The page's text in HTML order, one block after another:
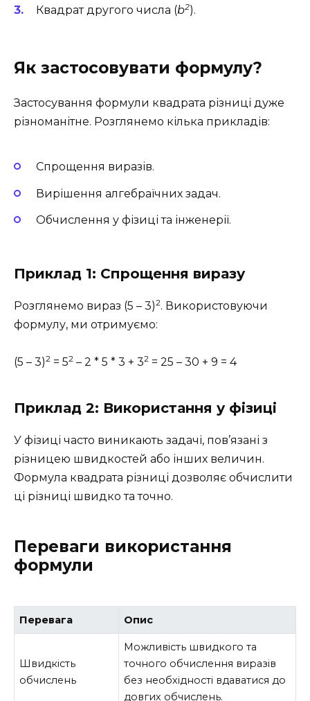
Квадрат другого числа (b2).
Як застосовувати формулу?
Застосування формули квадрата різниці дуже
різноманітне. Розглянемо кілька прикладів:
Спрощення виразів.
Вирішення алгебраїчних задач.
Обчислення у фізиці та інженерії.
Приклад 1: Спрощення виразу
Розглянемо вираз (5 – 3)2. Використовуючи
формулу, ми отримуємо:
(5 – 3)2 = 52 – 2 * 5 * 3 + 32 = 25 – 30 + 9 = 4
Приклад 2: Використання у фізиці
У фізиці часто виникають задачі, пов’язані з
різницею швидкостей або інших величин.
Формула квадрата різниці дозволяє обчислити
ці різниці швидко та точно.
Переваги використання
формули
Перевага Опис
Швидкість
обчислень
Можливість швидкого та
точного обчислення виразів
без необхідності вдаватися до
довгих обчислень.